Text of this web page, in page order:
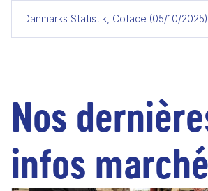
Danmarks Statistik, Coface (05/10/2025)
Nos
infos